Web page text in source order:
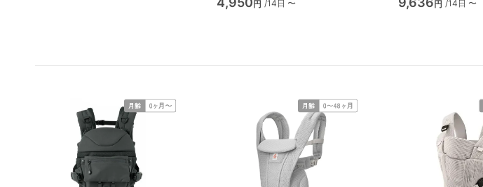
円 /14日 〜
Industries)
円 /14日 〜